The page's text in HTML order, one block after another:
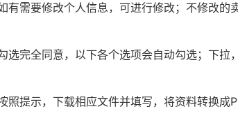
需要修改个人信息，可进行修改；不修改的
完全同意，以下各个选项会自动勾选；下拉，
提示，下载相应文件并填写，将资料转换成